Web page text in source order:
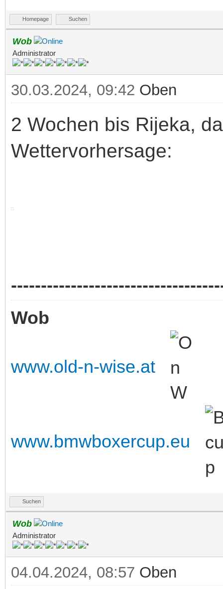
Homepage Suchen
Wob
Administrator
30.03.2024, 09:42 Oben
2 Wochen bis Rijeka,
Wettervorhersage:
Wob
www.old-n-wise.at
www.bmwboxercup.eu
Suchen
Wob
Administrator
04.04.2024, 08:57 Oben